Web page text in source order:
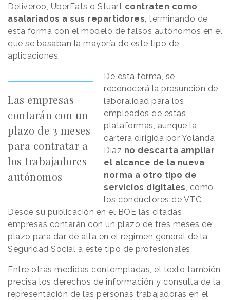
Deliveroo, UberEats o Stuart contraten como
asalariados a sus repartidores, terminando de
esta forma con el modelo de falsos autónomos en el
que se basaban la mayoría de este tipo de
aplicaciones.
Las empresas
contarán con un
plazo de 3 meses
para contratar a
los trabajadores
autónomos
De esta forma, se
reconocerá la presunción de
laboralidad para los
empleados de estas
plataformas, aunque la
cartera dirigida por Yolanda
Díaz no descarta ampliar
el alcance de la nueva
norma a otro tipo de
servicios digitales, como
los conductores de VTC.
Desde su publicación en el BOE las citadas
empresas contarán con un plazo de tres meses de
plazo para dar de alta en el régimen general de la
Seguridad Social a este tipo de profesionales
Entre otras medidas contempladas, el texto también
precisa los derechos de información y consulta de la
representación de las personas trabajadoras en el